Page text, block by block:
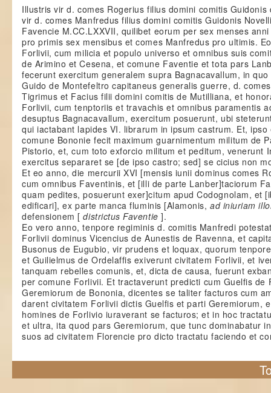
Illustris vir d. comes Rogerius filius domini comitis
vir d. comes Manfredus filius domini comitis Guidonis
Favencie M.CC.LXXVII, quilibet eorum per sex menses
pro primis sex mensibus et comes Manfredus pro ultimis.
Forlivii, cum milicia et populo universo et omnibus suis
de Arimino et Cesena, et comune Faventie et tota pars
fecerunt exercitum generalem supra Bagnacavallum, in
Guido de Montefeltro capitaneus generalis guerre, d.
Tigrimus et Facius filii domini comitis de Mutilliana, et
Forlivii, cum tenptoriis et travachis et omnibus paramentis
desuptus Bagnacavallum, exercitum posuerunt, ubi
qui iactabant lapides VI. librarum in ipsum castrum. Et,
comune Bononie fecit maximum guarnimentum militum de
Pistorio, et, cum toto exforcio militum et peditum, venerunt
exercitus separaret se [de ipso castro; sed] se cicius non
Et eo anno, die mercurii XVI [mensis iunii dominus comes
cum omnibus Faventinis, et [illi de parte Lanber]taciorum
quam pedites, posuerunt exer]citum apud Codognolam, et
edificari], ex parte manca fluminis [Alamonis,ad iniuriam
defensionem [districtus Faventie].
Eo vero anno, tenpore regiminis d. comitis Manfredi
Forlivii dominus Vicencius de Aunestis de Ravenna, et
Busonus de Eugubio, vir prudens et loquax, quorum
et Guilielmus de Ordelaffis exiverunt civitatem Forlivii, et
tanquam rebelles comunis, et, dicta de causa, fuerunt
per comune Forlivii. Et tractaverunt predicti cum Guelfis de
Geremiorum de Bononia, dicentes se taliter facturos cum
darent civitatem Forlivii dictis Guelfis et parti Geremiorum,
homines de Forlivio iuraverant se facturos; et in hoc
et ultra, ita quod pars Geremiorum, que tunc dominabatur
suos ad civitatem Florencie pro dicto tractatu faciendo et